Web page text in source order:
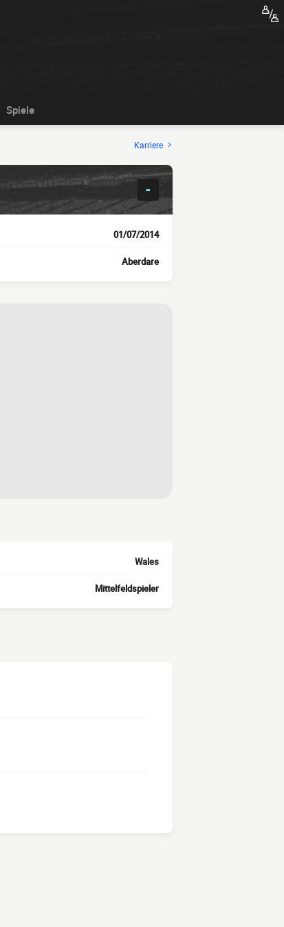
Spiele
Karriere
-
01/07/2014
Aberdare
Wales
Mittelfeldspieler